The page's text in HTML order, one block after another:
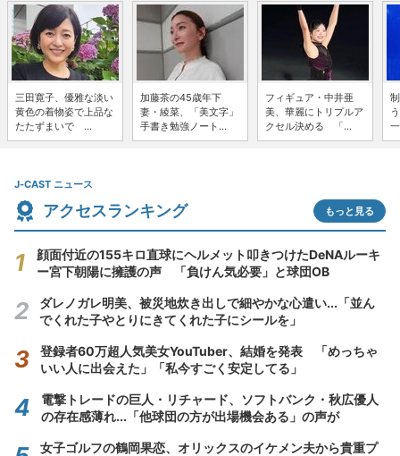
三田寛子、優雅な淡い
黄色の着物姿で上品な
たたずまいで ...
加藤茶の45歳年下
妻・綾菜、「美文字」
手書き勉強ノート...
フィギュア・中井亜
美、華麗にトリプルア
クセル決める 「...
J-CAST ニュース
アクセスランキング もっと見る
顔面付近の155キロ直球にヘルメット叩きつけたDeNAルーキ
ー宮下朝陽に擁護の声 「負けん気必要」と球団OB
ダレノガレ明美、被災地炊き出しで細やかな心遣い...「並ん
でくれた子やとりにきてくれた子にシールを」
登録者60万超人気美女YouTuber、結婚を発表 「めっちゃ
いい人に出会えた」「私今すごく安定してる」
電撃トレードの巨人・リチャード、ソフトバンク・秋広優人
の存在感薄れ...「他球団の方が出場機会ある」の声が
女子ゴルフの鶴岡果恋、オリックスのイケメン夫から貴重プ